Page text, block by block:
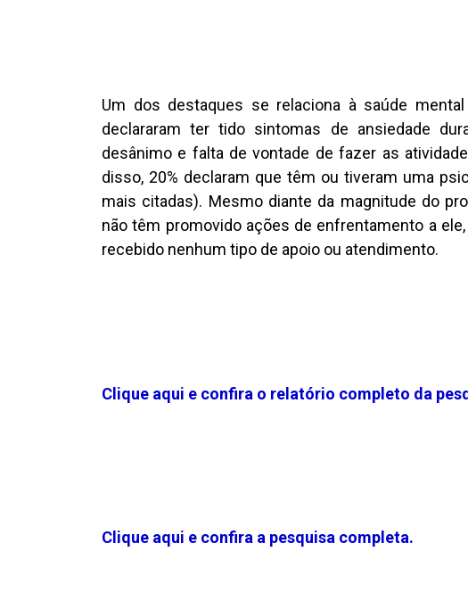
Um dos destaques se relaciona à saúde
declararam ter tido sintomas de ansiedade
desânimo e falta de vontade de fazer as
disso, 20% declaram que têm ou tiveram uma
mais citadas). Mesmo diante da magnitude do
não têm promovido ações de enfrentamento a
recebido nenhum tipo de apoio ou atendimento.
Clique aqui e confira o relatório completo da
Clique aqui e confira a pesquisa completa.